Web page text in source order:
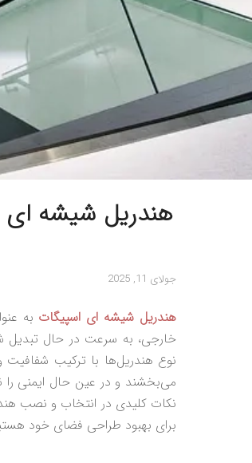
هندریل شیشه‌ ای
جولای 11, 2025
هندریل شیشه‌ ای اسپیگات به
خارجی، به سرعت در حال تبدیل
نوع هندریل‌ها با ترکیب
می‌بخشند و در عین حال ایمنی را
نکات کلیدی در انتخاب و نصب
برای بهبود طراحی فضای خود